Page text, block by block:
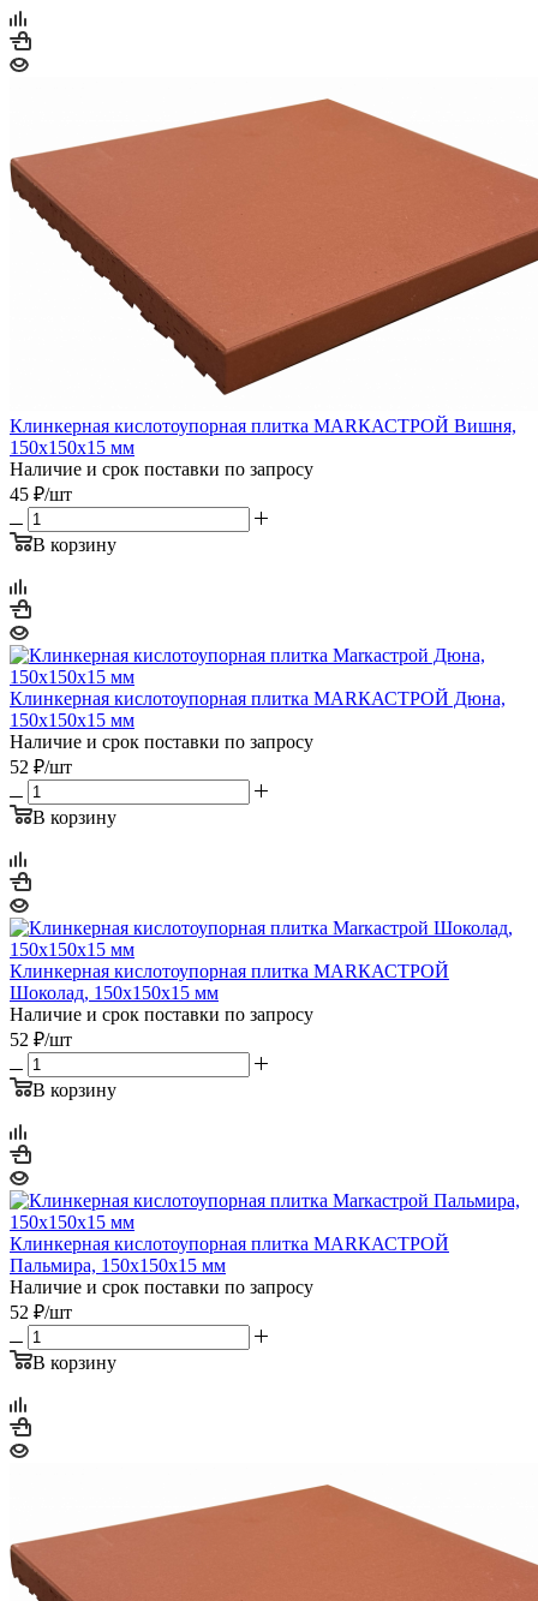
Клинкерная кислотоупорная плитка МАRКАСТРОЙ Вишня,
150х150х15 мм
Наличие и срок поставки по запросу
45 ₽/шт
В корзину
Клинкерная кислотоупорная плитка МАRКАСТРОЙ Дюна,
150х150х15 мм
Наличие и срок поставки по запросу
52 ₽/шт
В корзину
Клинкерная кислотоупорная плитка МАRКАСТРОЙ
Шоколад, 150х150х15 мм
Наличие и срок поставки по запросу
52 ₽/шт
В корзину
Клинкерная кислотоупорная плитка МАRКАСТРОЙ
Пальмира, 150х150х15 мм
Наличие и срок поставки по запросу
52 ₽/шт
В корзину